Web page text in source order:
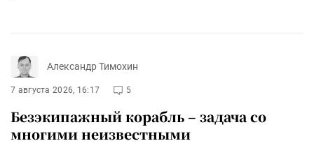
Александр Тимохин
7 августа 2026, 16:17 5
Безэкипажный корабль – задача со
многими неизвестными